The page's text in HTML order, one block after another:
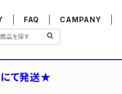
FAQ CAMPANY
て発送★